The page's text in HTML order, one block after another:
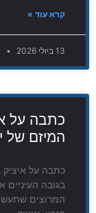
קרא עוד »
13 ביולי 2026
כתבה על
המיזם של
כתבה על איציק
בגובה
המרוצים